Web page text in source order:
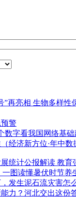
”再亮相 生物多样性
警
数字看我国网络基
经济新方位·年中数
统计公报解读 教
图读懂暑伏时节养
发生泥石流灾害怎
力？河北交出这份